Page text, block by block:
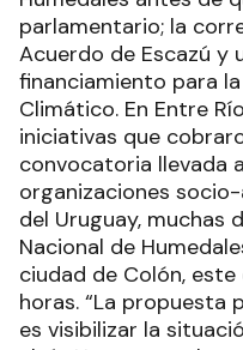
parlamentario; la
Acuerdo de Escazú y
financiamiento para
Climático. En Entre
iniciativas que
convocatoria llevada
organizaciones
del Uruguay, muchas
Nacional de
ciudad de Colón,
horas. “La propuesta
es visibilizar la